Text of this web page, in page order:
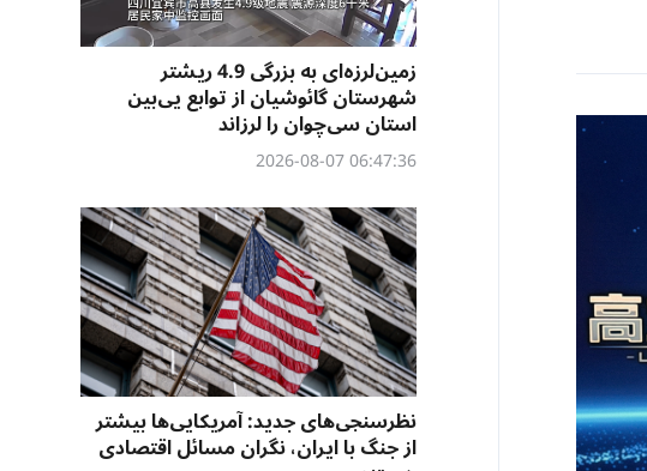
زمین‌لرزه‌ای به بزرگی 4.9 ریشتر
شهرستان گائوشیان از توابع یی‌بین
استان سی‌چوان را لرزاند
06:47:36 2026-08-07
نظرسنجی‌‌های جدید: آمریکایی‌ها بیشتر
از جنگ با ایران، نگران مسائل اقتصادی